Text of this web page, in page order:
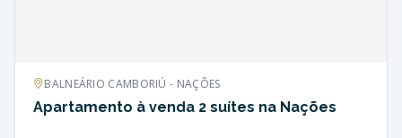
BALNEÁRIO CAMBORIÚ - NAÇÕES
Apartamento à venda 2 suítes na Nações